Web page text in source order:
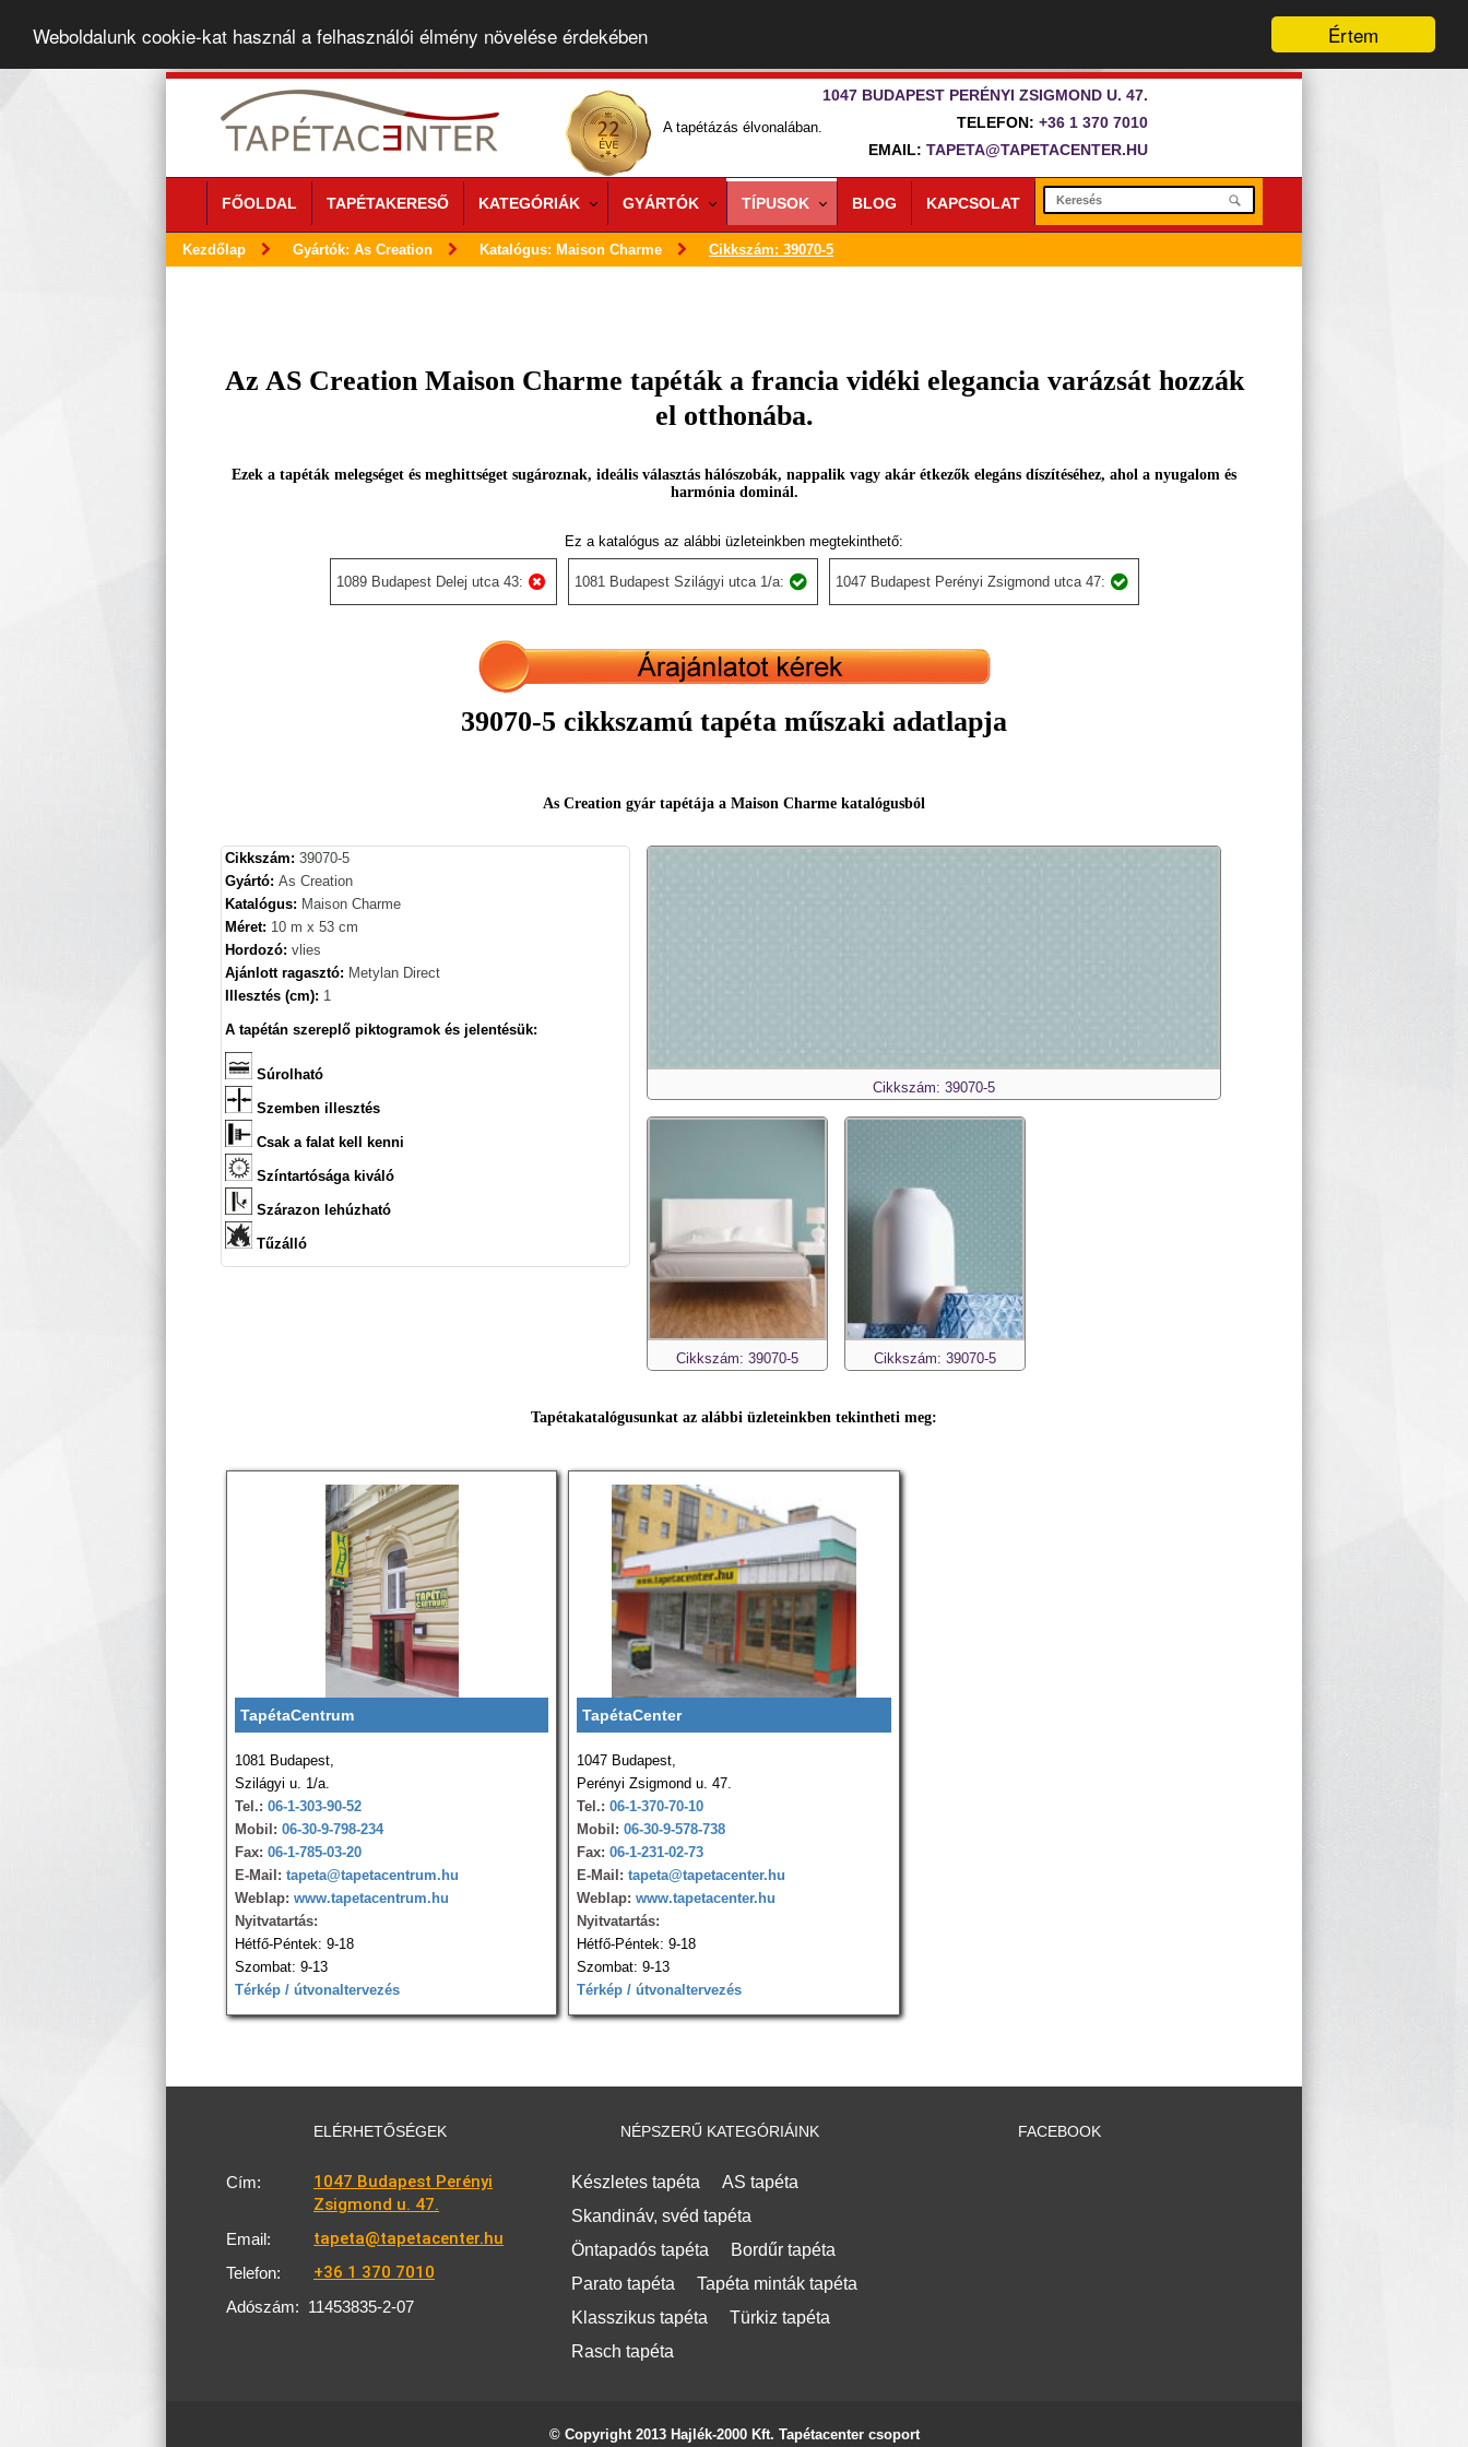
Értem
Weboldalunk cookie-kat használ a felhasználói élmény növelése érdekében
A tapétázás élvonalában.
1047 BUDAPEST PERÉNYI ZSIGMOND U. 47.
TELEFON: +36 1 370 7010
EMAIL: TAPETA@TAPETACENTER.HU
FŐOLDAL TAPÉTAKERESŐ KATEGÓRIÁK GYÁRTÓK TÍPUSOK BLOG KAPCSOLAT
Kezdőlap Gyártók: As Creation Katalógus: Maison Charme Cikkszám: 39070-5
Az AS Creation Maison Charme tapéták a francia vidéki elegancia varázsát hozzák
el otthonába.
Ezek a tapéták melegséget és meghittséget sugároznak, ideális választás hálószobák, nappalik vagy akár étkezők elegáns díszítéséhez, ahol a nyugalom és
harmónia dominál.
Ez a katalógus az alábbi üzleteinkben megtekinthető:
1089 Budapest Delej utca 43: 1081 Budapest Szilágyi utca 1/a: 1047 Budapest Perényi Zsigmond utca 47:
39070-5 cikkszamú tapéta műszaki adatlapja
As Creation gyár tapétája a Maison Charme katalógusból
Cikkszám: 39070-5
Gyártó: As Creation
Katalógus: Maison Charme
Méret: 10 m x 53 cm
Hordozó: vlies
Ajánlott ragasztó: Metylan Direct
Illesztés (cm): 1
A tapétán szereplő piktogramok és jelentésük:
Súrolható
Szemben illesztés
Csak a falat kell kenni
Színtartósága kiváló
Szárazon lehúzható
Tűzálló
Cikkszám: 39070-5
Cikkszám: 39070-5 Cikkszám: 39070-5
Tapétakatalógusunkat az alábbi üzleteinkben tekintheti meg:
TapétaCentrum
1081 Budapest,
Szilágyi u. 1/a.
Tel.: 06-1-303-90-52
Mobil: 06-30-9-798-234
Fax: 06-1-785-03-20
E-Mail: tapeta@tapetacentrum.hu
Weblap: www.tapetacentrum.hu
Nyitvatartás:
Hétfő-Péntek: 9-18
Szombat: 9-13
Térkép / útvonaltervezés
TapétaCenter
1047 Budapest,
Perényi Zsigmond u. 47.
Tel.: 06-1-370-70-10
Mobil: 06-30-9-578-738
Fax: 06-1-231-02-73
E-Mail: tapeta@tapetacenter.hu
Weblap: www.tapetacenter.hu
Nyitvatartás:
Hétfő-Péntek: 9-18
Szombat: 9-13
Térkép / útvonaltervezés
ELÉRHETŐSÉGEK
Cím:
1047 Budapest Perényi
Zsigmond u. 47.
Email: tapeta@tapetacenter.hu
Telefon: +36 1 370 7010
Adószám: 11453835-2-07
NÉPSZERŰ KATEGÓRIÁINK
Készletes tapéta
AS tapéta
Skandináv, svéd tapéta
Öntapadós tapéta
Bordűr tapéta
Parato tapéta
Tapéta minták tapéta
Klasszikus tapéta
Türkiz tapéta
Rasch tapéta
FACEBOOK
© Copyright 2013 Hajlék-2000 Kft. Tapétacenter csoport